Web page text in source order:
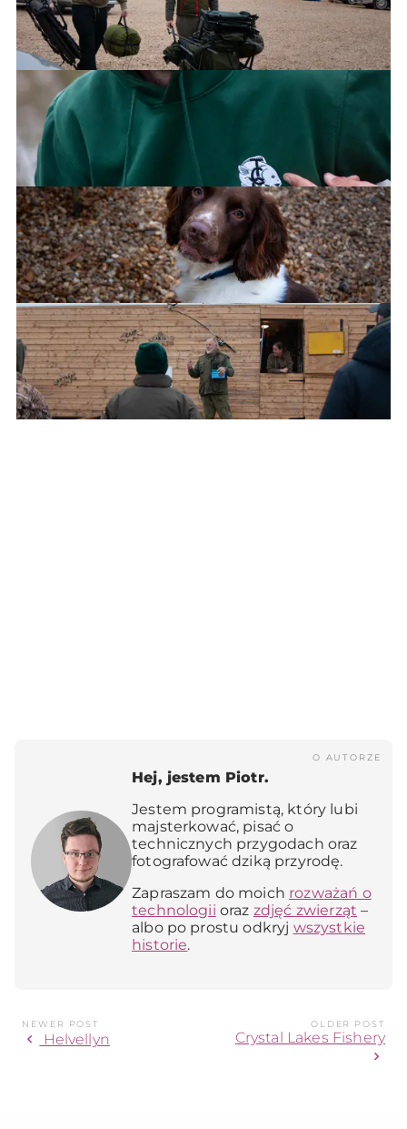
Jayde
Jimi
O AUTORZE
Hej, jestem Piotr.
Jestem programistą, który lubi
majsterkować, pisać o
technicznych przygodach oraz
fotografować dziką przyrodę.
Zapraszam do moich rozważań o
technologii oraz zdjęć zwierząt –
albo po prostu odkryj wszystkie
historie.
NEWER POST
chevron_left Helvellyn
OLDER POST
Crystal Lakes Fishery
chevron_right